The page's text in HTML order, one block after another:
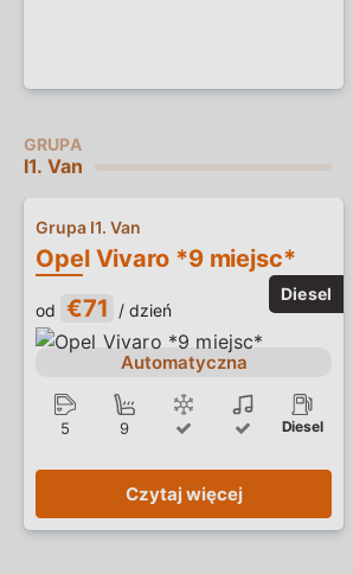
I1. Van
Opel Vivaro *9 miejsc*
Grupa I1. Van
od €71 / dzień
Automatyczna
5 9 Diesel
Czytaj więcej